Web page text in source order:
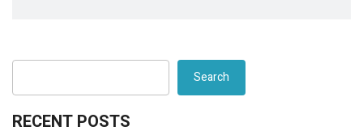
Search
RECENT POSTS